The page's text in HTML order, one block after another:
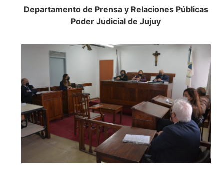
Departamento de Prensa y Relaciones Públicas
Poder Judicial de Jujuy